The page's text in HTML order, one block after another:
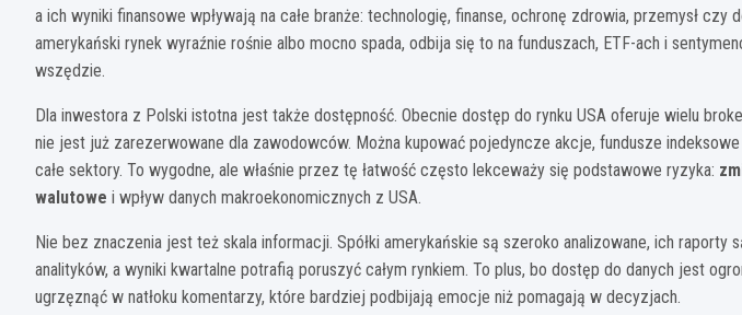
a ich wyniki finansowe wpływają na całe branże: technologię, finanse, ochronę zdrowia, przemysł czy
amerykański rynek wyraźnie rośnie albo mocno spada, odbija się to na funduszach, ETF-ach i
wszędzie.
Dla inwestora z Polski istotna jest także dostępność. Obecnie dostęp do rynku USA oferuje wielu
nie jest już zarezerwowane dla zawodowców. Można kupować pojedyncze akcje, fundusze
całe sektory. To wygodne, ale właśnie przez tę łatwość często lekceważy się podstawowe ryzyka:
walutowe i wpływ danych makroekonomicznych z USA.
Nie bez znaczenia jest też skala informacji. Spółki amerykańskie są szeroko analizowane, ich raporty
analityków, a wyniki kwartalne potrafią poruszyć całym rynkiem. To plus, bo dostęp do danych jest
ugrzęznąć w natłoku komentarzy, które bardziej podbijają emocje niż pomagają w decyzjach.